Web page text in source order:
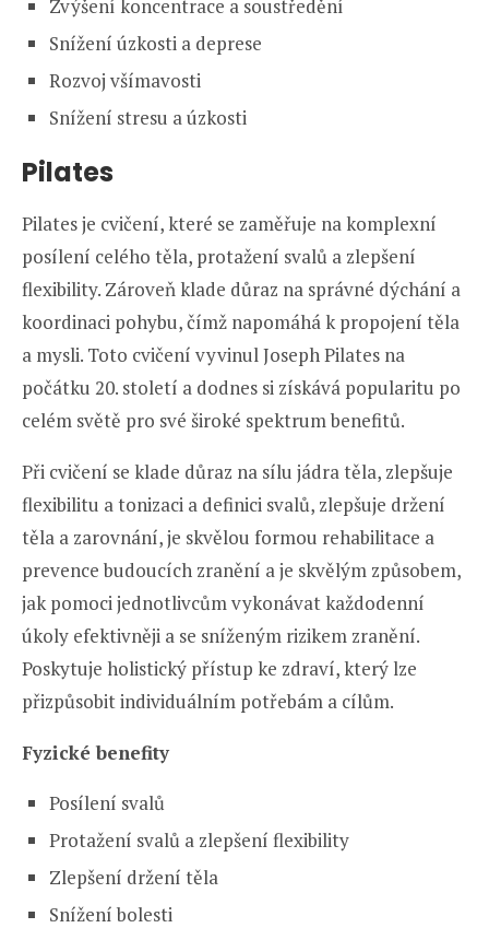
Zvýšení koncentrace a soustředění
Snížení úzkosti a deprese
Rozvoj všímavosti
Snížení stresu a úzkosti
Pilates
Pilates je cvičení, které se zaměřuje na komplexní
posílení celého těla, protažení svalů a zlepšení
flexibility. Zároveň klade důraz na správné dýchání a
koordinaci pohybu, čímž napomáhá k propojení těla
a mysli. Toto cvičení vyvinul Joseph Pilates na
počátku 20. století a dodnes si získává popularitu po
celém světě pro své široké spektrum benefitů.
Při cvičení se klade důraz na sílu jádra těla, zlepšuje
flexibilitu a tonizaci a definici svalů, zlepšuje držení
těla a zarovnání, je skvělou formou rehabilitace a
prevence budoucích zranění a je skvělým způsobem,
jak pomoci jednotlivcům vykonávat každodenní
úkoly efektivněji a se sníženým rizikem zranění.
Poskytuje holistický přístup ke zdraví, který lze
přizpůsobit individuálním potřebám a cílům.
Fyzické benefity
Posílení svalů
Protažení svalů a zlepšení flexibility
Zlepšení držení těla
Snížení bolesti